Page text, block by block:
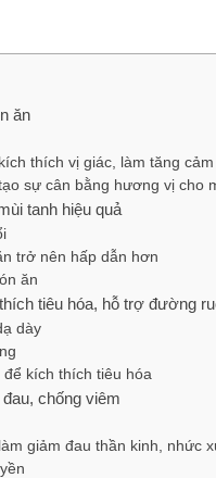
ăn
thích vị giác, làm tăng
sự cân bằng hương vị cho
tanh hiệu quả
trở nên hấp dẫn hơn
ăn
tiêu hóa, hỗ trợ đường
dày
kích thích tiêu hóa
chống viêm
giảm đau thần kinh, nhức